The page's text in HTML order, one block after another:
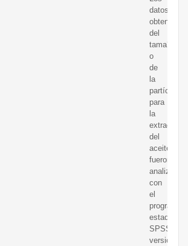
datos
obtenidos
del
tama?
o
de
la
partícula
para
la
extracción
del
aceite
fueron
analizados
con
el
programa
estadístico
SPSS
versión